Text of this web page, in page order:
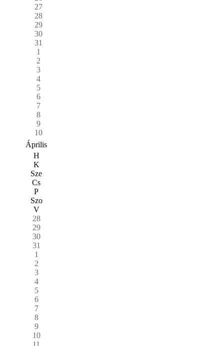
27
28
29
30
31
1
2
3
4
5
6
7
8
9
10
Április
H
K
Sze
Cs
P
Szo
V
28
29
30
31
1
2
3
4
5
6
7
8
9
10
11